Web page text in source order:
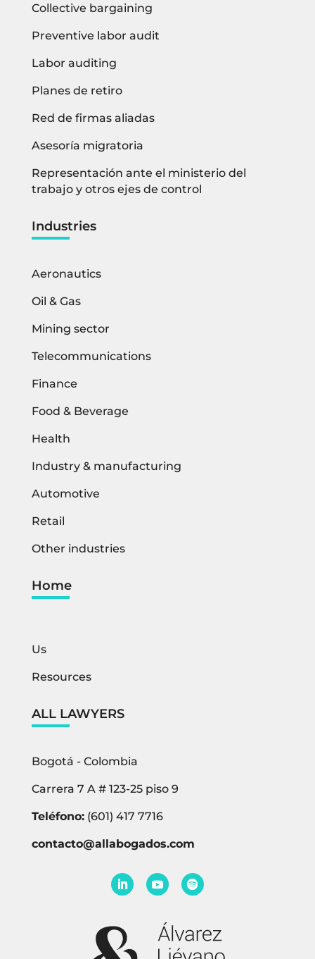
Collective bargaining
Preventive labor audit
Labor auditing
Planes de retiro
Red de firmas aliadas
Asesoría migratoria
Representación ante el ministerio del
trabajo y otros ejes de control
Industries
Aeronautics
Oil & Gas
Mining sector
Telecommunications
Finance
Food & Beverage
Health
Industry & manufacturing
Automotive
Retail
Other industries
Home
Us
Resources
ALL LAWYERS
Bogotá - Colombia
Carrera 7 A # 123-25 piso 9
Teléfono:(601) 417 7716
contacto@allabogados.com